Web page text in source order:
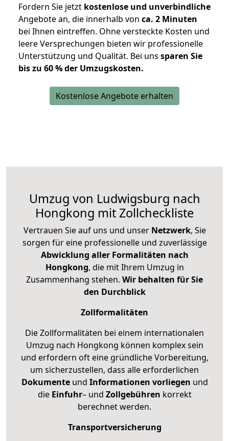
Fordern Sie jetzt kostenlose und unverbindliche
Angebote an, die innerhalb von ca. 2 Minuten
bei Ihnen eintreffen. Ohne versteckte Kosten und
leere Versprechungen bieten wir professionelle
Unterstützung und Qualität. Bei uns sparen Sie
bis zu 60 % der Umzugskosten.
Kostenlose Angebote erhalten
Umzug von Ludwigsburg nach
Hongkong mit Zollcheckliste
Vertrauen Sie auf uns und unser Netzwerk, Sie
sorgen für eine professionelle und zuverlässige
Abwicklung aller Formalitäten nach
Hongkong, die mit Ihrem Umzug in
Zusammenhang stehen. Wir behalten für Sie
den Durchblick
Zollformalitäten
Die Zollformalitäten bei einem internationalen
Umzug nach Hongkong können komplex sein
und erfordern oft eine gründliche Vorbereitung,
um sicherzustellen, dass alle erforderlichen
Dokumenteund Informationen vorliegen und
die Einfuhr– und Zollgebühren korrekt
berechnet werden.
Transportversicherung